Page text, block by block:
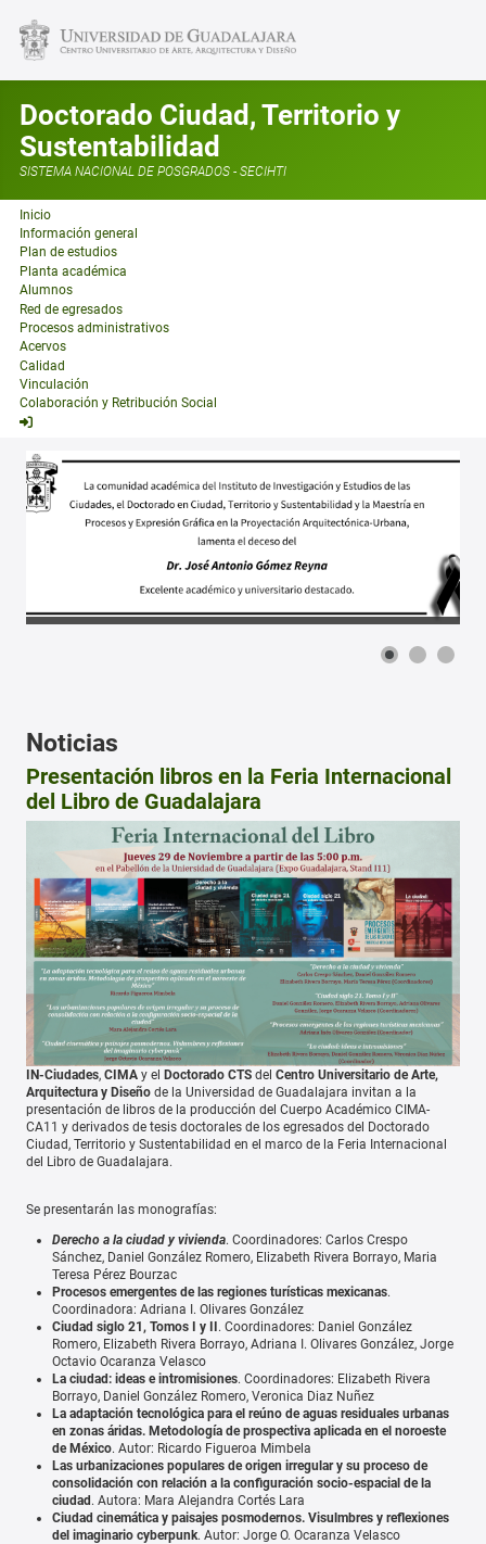
Doctorado Ciudad, Territorio y
Sustentabilidad
SISTEMA NACIONAL DE POSGRADOS - SECIHTI
Inicio
Información general
Plan de estudios
Planta académica
Alumnos
Red de egresados
Procesos administrativos
Acervos
Calidad
Vinculación
Colaboración y Retribución Social
Noticias
Presentación libros en la Feria Internacional
del Libro de Guadalajara
IN-Ciudades, CIMA y el Doctorado CTS del Centro Universitario de Arte,
Arquitectura y Diseño de la Universidad de Guadalajara invitan a la
presentación de libros de la producción del Cuerpo Académico CIMA-
CA11 y derivados de tesis doctorales de los egresados del Doctorado
Ciudad, Territorio y Sustentabilidad en el marco de la Feria Internacional
del Libro de Guadalajara.
Se presentarán las monografías:
Derecho a la ciudad y vivienda. Coordinadores: Carlos Crespo
Sánchez, Daniel González Romero, Elizabeth Rivera Borrayo, Maria
Teresa Pérez Bourzac
Procesos emergentes de las regiones turísticas mexicanas.
Coordinadora: Adriana I. Olivares González
Ciudad siglo 21, Tomos I y II. Coordinadores: Daniel González
Romero, Elizabeth Rivera Borrayo, Adriana I. Olivares González, Jorge
Octavio Ocaranza Velasco
La ciudad: ideas e intromisiones. Coordinadores: Elizabeth Rivera
Borrayo, Daniel González Romero, Veronica Diaz Nuñez
La adaptación tecnológica para el reúno de aguas residuales urbanas
en zonas áridas. Metodología de prospectiva aplicada en el noroeste
de México. Autor: Ricardo Figueroa Mimbela
Las urbanizaciones populares de origen irregular y su proceso de
consolidación con relación a la configuración socio-espacial de la
ciudad. Autora: Mara Alejandra Cortés Lara
Ciudad cinemática y paisajes posmodernos. Visulmbres y reflexiones
del imaginario cyberpunk. Autor: Jorge O. Ocaranza Velasco